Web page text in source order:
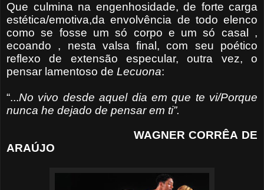
Que culmina na engenhosidade, de forte carga
estética/emotiva,da envolvência de todo elenco
como se fosse um só corpo e um só casal ,
ecoando , nesta valsa final, com seu poético
reflexo de extensão especular, outra vez, o
pensar lamentoso de Lecuona:
“...No vivo desde aquel dia em que te vi/Porque
nunca he dejado de pensar em ti”.
WAGNER CORRÊA DE
ARAÚJO